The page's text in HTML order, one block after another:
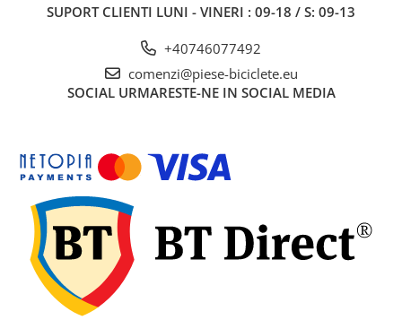
Frâne pe Jantă
Set Cablu+Teaca
Set Disc+Etrier
Sistem "R"
Teacă Cablu
Sistem Schimbare Viteze
Accesorii Sistem Schimbător
Capeți Cablu
SUPORT CLIENTI LUNI - VINERI : 09-18 / S: 09-13
+40746077492
comenzi@piese-biciclete.eu
SOCIAL URMARESTE-NE IN SOCIAL MEDIA